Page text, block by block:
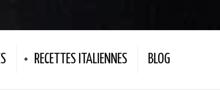
RECETTES ITALIENNES BLOG